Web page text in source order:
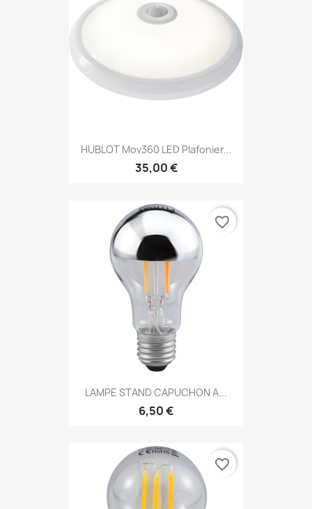
HUBLOT Mov360 LED Plafonier...
35,00 €
LAMPE STAND CAPUCHON A...
6,50 €
favorite_border
favorite_border